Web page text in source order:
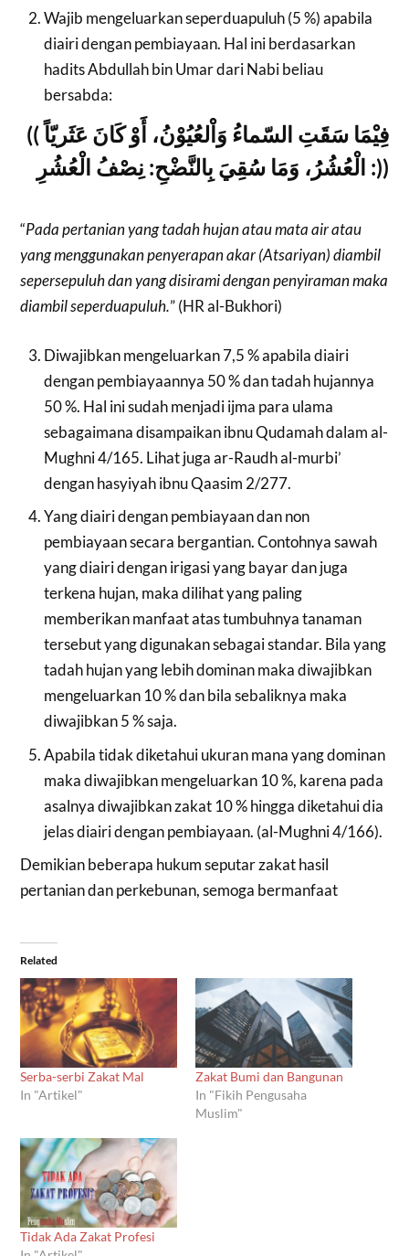
Wajib mengeluarkan seperduapuluh (5 %) apabila
diairi dengan pembiayaan. Hal ini berdasarkan
hadits Abdullah bin Umar dari Nabi beliau
bersabda:
(( فِيْمَا سَقَتِ السّماءُ وَاْلعُيُوْنُ، أَوْ كَانَ عَثَريّاً
: الْعُشُرُ، وَمَا سُقِيَ بِالنَّضْحِ: نِصْفُ الْعُشُرِ))
“Pada pertanian yang tadah hujan atau mata air atau
yang menggunakan penyerapan akar (Atsariyan) diambil
sepersepuluh dan yang disirami dengan penyiraman maka
diambil seperduapuluh.” (HR al-Bukhori)
Diwajibkan mengeluarkan 7,5 % apabila diairi
dengan pembiayaannya 50 % dan tadah hujannya
50 %. Hal ini sudah menjadi ijma para ulama
sebagaimana disampaikan ibnu Qudamah dalam al-
Mughni 4/165. Lihat juga ar-Raudh al-murbi’
dengan hasyiyah ibnu Qaasim 2/277.
Yang diairi dengan pembiayaan dan non
pembiayaan secara bergantian. Contohnya sawah
yang diairi dengan irigasi yang bayar dan juga
terkena hujan, maka dilihat yang paling
memberikan manfaat atas tumbuhnya tanaman
tersebut yang digunakan sebagai standar. Bila yang
tadah hujan yang lebih dominan maka diwajibkan
mengeluarkan 10 % dan bila sebaliknya maka
diwajibkan 5 % saja.
Apabila tidak diketahui ukuran mana yang dominan
maka diwajibkan mengeluarkan 10 %, karena pada
asalnya diwajibkan zakat 10 % hingga diketahui dia
jelas diairi dengan pembiayaan. (al-Mughni 4/166).
Demikian beberapa hukum seputar zakat hasil
pertanian dan perkebunan, semoga bermanfaat
Related
Serba-serbi Zakat Mal
In "Artikel"
Zakat Bumi dan Bangunan
In "Fikih Pengusaha
Muslim"
Tidak Ada Zakat Profesi